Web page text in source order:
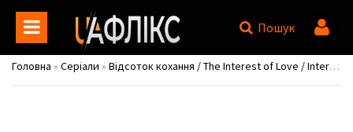
Пошук
Головна » Серіали » Відсоток кохання / The Interest of Love / Interests of Love / Understanding Love / Sarangui ihae